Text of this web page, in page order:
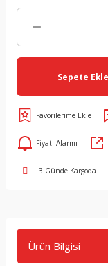
Sepete Ekle
Fiyatı Alarmı
3 Günde Kargoda
Ürün Bilgisi